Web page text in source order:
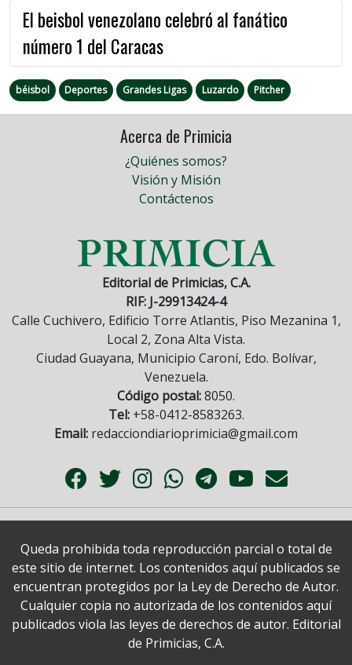
El beisbol venezolano celebró al fanático
número 1 del Caracas
béisbol Deportes Grandes Ligas Luzardo Pitcher
Acerca de Primicia
¿Quiénes somos?
Visión y Misión
Contáctenos
Editorial de Primicias, C.A.
RIF: J-29913424-4
Calle Cuchivero, Edificio Torre Atlantis, Piso Mezanina 1,
Local 2, Zona Alta Vista.
Ciudad Guayana, Municipio Caroní, Edo. Bolívar,
Venezuela.
Código postal:8050.
Tel:+58-0412-8583263.
Email: redacciondiarioprimicia@gmail.com
Queda prohibida toda reproducción parcial o total de
este sitio de internet. Los contenidos aquí publicados se
encuentran protegidos por la Ley de Derecho de Autor.
Cualquier copia no autorizada de los contenidos aquí
publicados viola las leyes de derechos de autor. Editorial
de Primicias, C.A.